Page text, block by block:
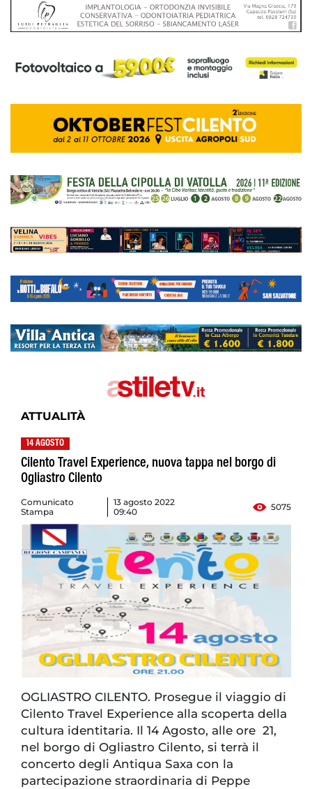
ATTUALITÀ
14 AGOSTO
Cilento Travel Experience, nuova tappa nel borgo di
Ogliastro Cilento
Comunicato
Stampa
13 agosto 2022
09:40
5075
OGLIASTRO CILENTO. Prosegue il viaggio di
Cilento Travel Experience alla scoperta della
cultura identitaria. Il 14 Agosto, alle ore 21,
nel borgo di Ogliastro Cilento, si terrà il
concerto degli Antiqua Saxa con la
partecipazione straordinaria di Peppe